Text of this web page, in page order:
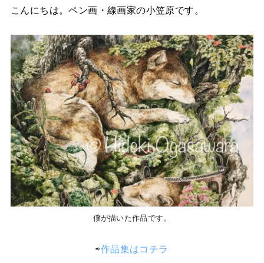
こんにちは。ペン画・線画家の小笠原です。
僕が描いた作品です。
⇨作品集はコチラ